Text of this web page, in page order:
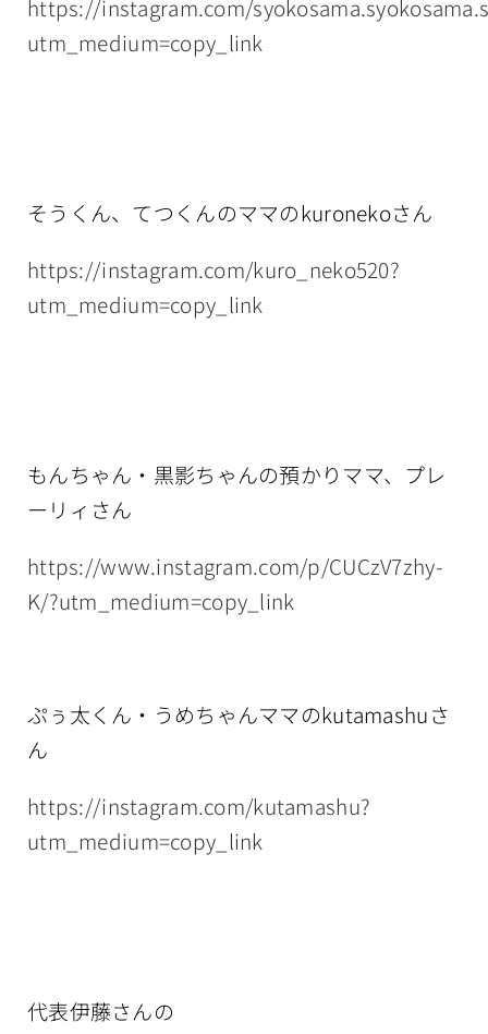
https://instagram.com/
utm_medium=copy_link
そうくん、てつくんのママのkuronekoさん
https://instagram.com/kuro_neko520?
utm_medium=copy_link
もんちゃん・黒影ちゃんの預かりママ、プレ
ーリィさん
https://www.instagram.com/p/CUCzV7zhy-
K/?utm_medium=copy_link
ぷぅ太くん・うめちゃんママのkutamashuさ
ん
https://instagram.com/kutamashu?
utm_medium=copy_link
代表伊藤さんの